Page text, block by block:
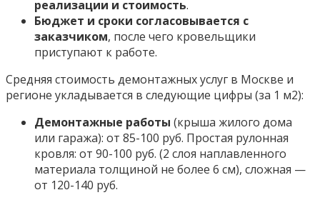
реализации и стоимость.
Бюджет и сроки согласовывается с
заказчиком, после чего кровельщики
приступают к работе.
Средняя стоимость демонтажных услуг в Москве и
регионе укладывается в следующие цифры (за 1 м2):
Демонтажные работы (крыша жилого дома
или гаража): от 85-100 руб. Простая рулонная
кровля: от 90-100 руб. (2 слоя наплавленного
материала толщиной не более 6 см), сложная —
от 120-140 руб.